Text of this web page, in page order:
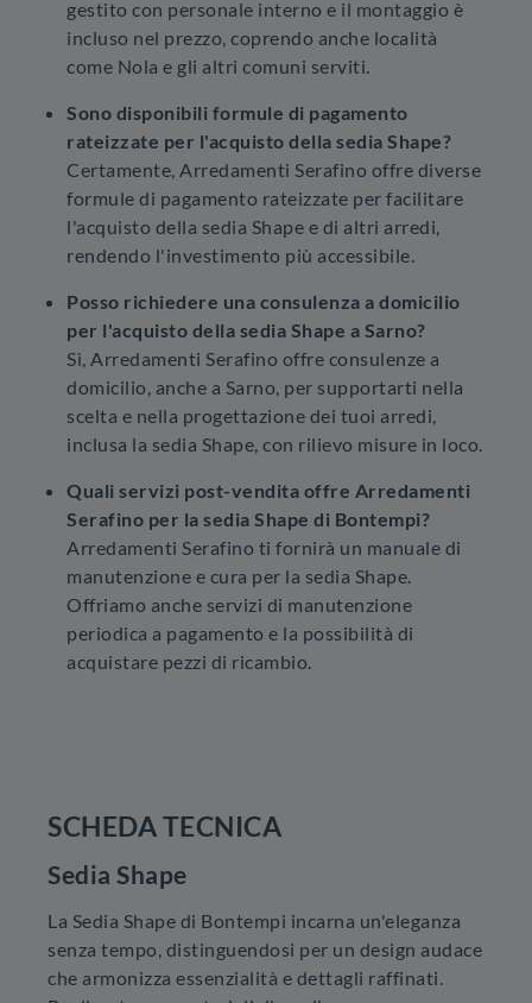
gestito con personale interno e il montaggio è
incluso nel prezzo, coprendo anche località
come Nola e gli altri comuni serviti.
Sono disponibili formule di pagamento
rateizzate per l'acquisto della sedia Shape?
Certamente, Arredamenti Serafino offre diverse
formule di pagamento rateizzate per facilitare
l'acquisto della sedia Shape e di altri arredi,
rendendo l'investimento più accessibile.
Posso richiedere una consulenza a domicilio
per l'acquisto della sedia Shape a Sarno?
Sì, Arredamenti Serafino offre consulenze a
domicilio, anche a Sarno, per supportarti nella
scelta e nella progettazione dei tuoi arredi,
inclusa la sedia Shape, con rilievo misure in loco.
Quali servizi post-vendita offre Arredamenti
Serafino per la sedia Shape di Bontempi?
Arredamenti Serafino ti fornirà un manuale di
manutenzione e cura per la sedia Shape.
Offriamo anche servizi di manutenzione
periodica a pagamento e la possibilità di
acquistare pezzi di ricambio.
SCHEDA TECNICA
Sedia Shape
La Sedia Shape di Bontempi incarna un'eleganza
senza tempo, distinguendosi per un design audace
che armonizza essenzialità e dettagli raffinati.